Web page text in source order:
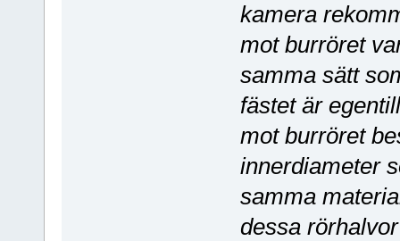
kamera
mot burröret
samma sätt
fästet är
mot burröret
innerdiameter
samma
dessa